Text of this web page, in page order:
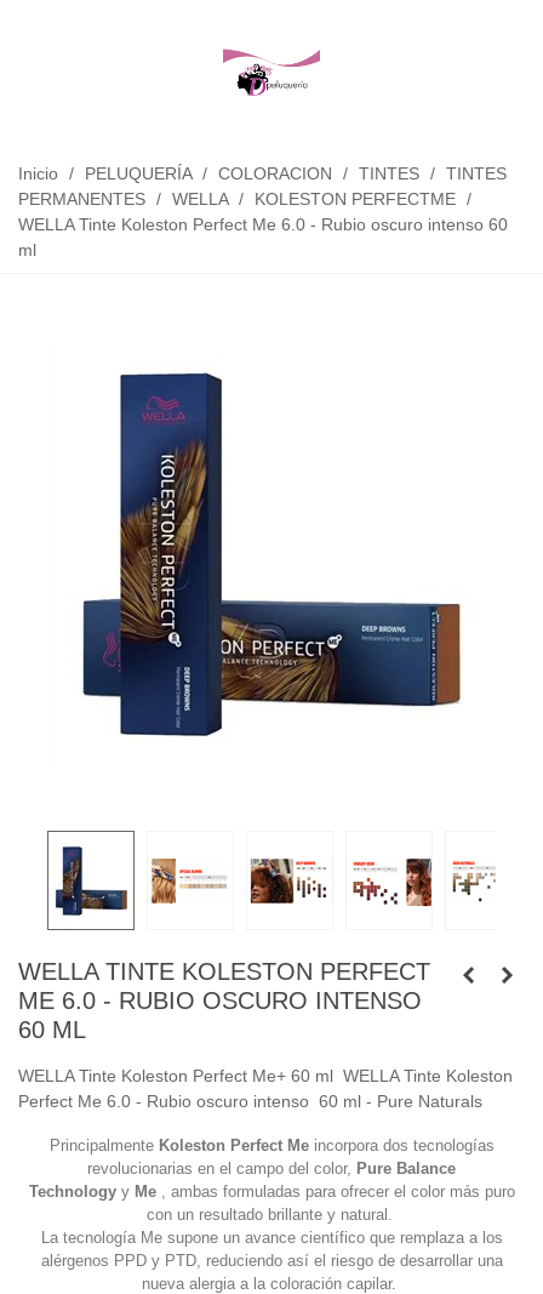
Inicio / PELUQUERÍA / COLORACION / TINTES / TINTES
PERMANENTES / WELLA / KOLESTON PERFECTME /
WELLA Tinte Koleston Perfect Me 6.0 - Rubio oscuro intenso 60
ml
WELLA TINTE KOLESTON PERFECT
ME 6.0 - RUBIO OSCURO INTENSO
60 ML
WELLA Tinte Koleston Perfect Me+ 60 ml WELLA Tinte Koleston
Perfect Me 6.0 - Rubio oscuro intenso 60 ml - Pure Naturals
Principalmente Koleston Perfect Me incorpora dos tecnologías
revolucionarias en el campo del color, Pure Balance
Technologyy Me , ambas formuladas para ofrecer el color más puro
con un resultado brillante y natural.
La tecnología Me supone un avance científico que remplaza a los
alérgenos PPD y PTD, reduciendo así el riesgo de desarrollar una
nueva alergia a la coloración capilar.